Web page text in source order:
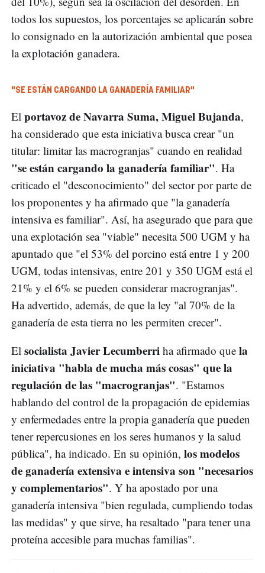
todos los supuestos, los porcentajes se aplicarán sobre
lo consignado en la autorización ambiental que posea
la explotación ganadera.
"SE ESTÁN CARGANDO LA GANADERÍA FAMILIAR"
El portavoz de Navarra Suma, Miguel Bujanda,
ha considerado que esta iniciativa busca crear "un
titular: limitar las macrogranjas" cuando en realidad
"se están cargando la ganadería familiar". Ha
criticado el "desconocimiento" del sector por parte de
los proponentes y ha afirmado que "la ganadería
intensiva es familiar". Así, ha asegurado que para que
una explotación sea "viable" necesita 500 UGM y ha
apuntado que "el 53% del porcino está entre 1 y 200
UGM, todas intensivas, entre 201 y 350 UGM está el
21% y el 6% se pueden considerar macrogranjas".
Ha advertido, además, de que la ley "al 70% de la
ganadería de esta tierra no les permiten crecer".
El socialista Javier Lecumberri ha afirmado que la
iniciativa "habla de mucha más cosas" que la
regulación de las "macrogranjas". "Estamos
hablando del control de la propagación de epidemias
y enfermedades entre la propia ganadería que pueden
tener repercusiones en los seres humanos y la salud
pública", ha indicado. En su opinión, los modelos
de ganadería extensiva e intensiva son "necesarios
y complementarios". Y ha apostado por una
ganadería intensiva "bien regulada, cumpliendo todas
las medidas" y que sirve, ha resaltado "para tener una
proteína accesible para muchas familias".